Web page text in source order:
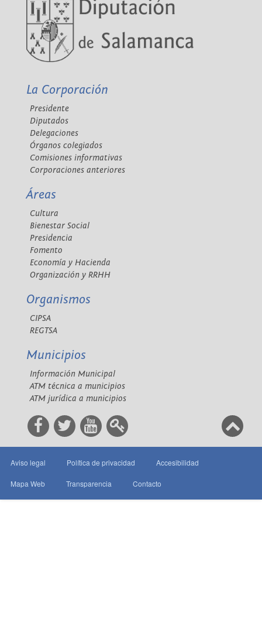
La Corporación
Presidente
Diputados
Delegaciones
Órganos colegiados
Comisiones informativas
Corporaciones anteriores
Áreas
Cultura
Bienestar Social
Presidencia
Fomento
Economía y Hacienda
Organización y RRHH
Organismos
CIPSA
REGTSA
Municipios
Información Municipal
ATM técnica a municipios
ATM jurídica a municipios
Aviso legal Política de privacidad Accesibilidad
Mapa Web Transparencia Contacto